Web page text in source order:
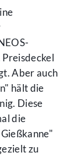
Aber auch
hält die
Diese
die
zu